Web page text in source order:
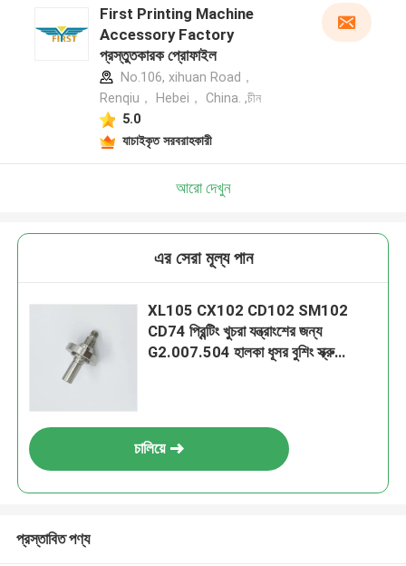
First Printing Machine
Accessory Factory
প্রস্তুতকারক প্রোফাইল
No.106, xihuan Road，
Renqiu， Hebei， China. ,চীন
5.0
যাচাইকৃত সরবরাহকারী
আরো দেখুন
এর সেরা মূল্য পান
XL105 CX102 CD102 SM102
CD74 প্রিন্টিং খুচরা যন্ত্রাংশের জন্য
G2.007.504 হালকা ধূসর বুশিং স্ক্রু
চালিয়ে
প্রস্তাবিত পণ্য